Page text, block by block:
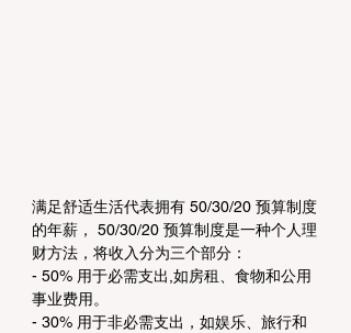
满足舒适生活代表拥有 50/30/20 预算制度
的年薪， 50/30/20 预算制度是一种个人理
财方法，将收入分为三个部分：
- 50% 用于必需支出,如房租、食物和公用
事业费用。
- 30% 用于非必需支出，如娱乐、旅行和